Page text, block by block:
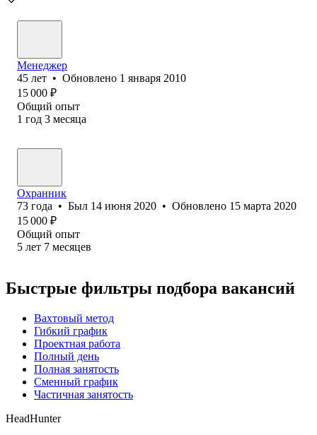
Менеджер
45 лет • Обновлено 1 января 2010
15 000 ₽
Общий опыт
1 год 3 месяца
Охранник
73 года • Был 14 июня 2020 • Обновлено 15 марта 2020
15 000 ₽
Общий опыт
5 лет 7 месяцев
Быстрые фильтры подбора вакансий
Вахтовый метод
Гибкий график
Проектная работа
Полный день
Полная занятость
Сменный график
Частичная занятость
HeadHunter